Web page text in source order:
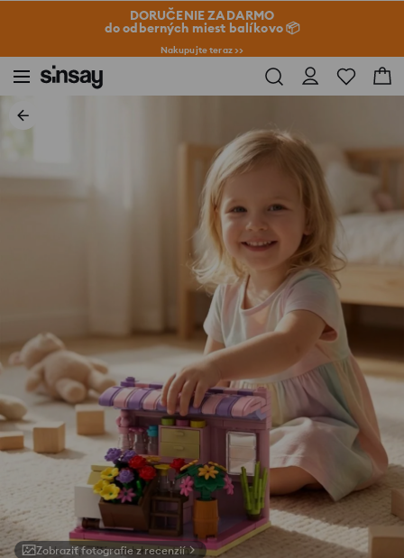
DORUČENIE ZADARMO
do odberných miest balíkovo 📦
Nakupujte teraz >>
Zobraziť fotografie z recenzií